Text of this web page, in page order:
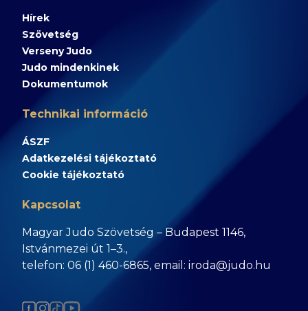
Hírek
Szövetség
Verseny Judo
Judo mindenkinek
Dokumentumok
Technikai információ
ÁSZF
Adatkezelési tájékoztató
Cookie tájékoztató
Kapcsolat
Magyar Judo Szövetség – Budapest 1146,
Istvánmezei út 1–3.,
telefon: 06 (1) 460-6865, email: iroda@judo.hu